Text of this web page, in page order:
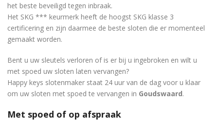
het beste beveiligd tegen inbraak.
Het SKG *** keurmerk heeft de hoogst SKG klasse 3
certificering en zijn daarmee de beste sloten die er momenteel
gemaakt worden.
Bent u uw sleutels verloren of is er bij u ingebroken en wilt u
met spoed uw sloten laten vervangen?
Happy keys slotenmaker staat 24 uur van de dag voor u klaar
om uw sloten met spoed te vervangen in Goudswaard.
Met spoed of op afspraak